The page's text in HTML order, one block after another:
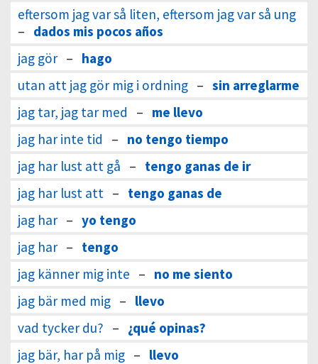
eftersom jag var så liten, eftersom jag var så ung
– dados mis pocos años
jag gör – hago
utan att jag gör mig i ordning – sin arreglarme
jag tar, jag tar med
– me llevo
jag har inte tid
– no tengo tiempo
jag har lust att gå – tengo ganas de ir
jag har lust att – tengo ganas de
jag har – yo tengo
jag har – tengo
jag känner mig inte – no me siento
jag bär med mig – llevo
vad tycker du? – ¿qué opinas?
jag bär, har på mig – llevo